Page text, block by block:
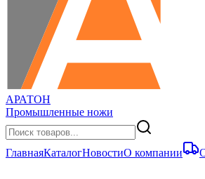
АРАТОН
Промышленные ножи
ГлавнаяКаталогНовостиО компании